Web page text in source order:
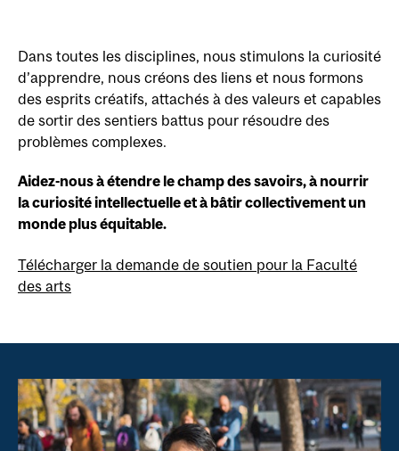
Dans toutes les disciplines, nous stimulons la curiosité
d’apprendre, nous créons des liens et nous formons
des esprits créatifs, attachés à des valeurs et capables
de sortir des sentiers battus pour résoudre des
problèmes complexes.
Aidez-nous à étendre le champ des savoirs, à nourrir
la curiosité intellectuelle et à bâtir collectivement un
monde plus équitable.
Télécharger la demande de soutien pour la Faculté
des arts